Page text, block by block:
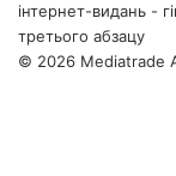
інтернет-видань -
третього абзацу
© 2026 Mediatrade